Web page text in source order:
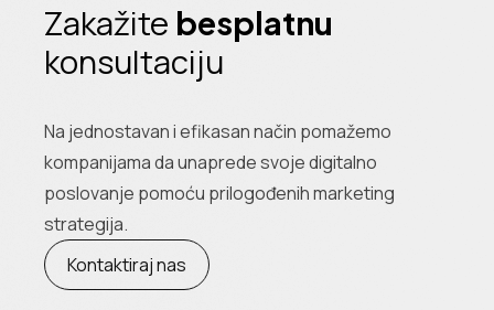
Zakažite besplatnu
konsultaciju
Na jednostavan i efikasan način pomažemo
kompanijama da unaprede svoje digitalno
poslovanje pomoću prilogođenih marketing
strategija.
Kontaktiraj nas